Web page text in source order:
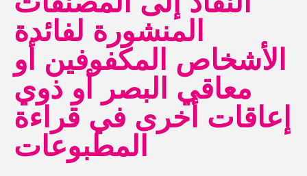
المنشورة لفائدة
الأشخاص المكفوفين أو
معاقي البصر أو ذوي
إعاقات أخرى في قراءة
المطبوعات